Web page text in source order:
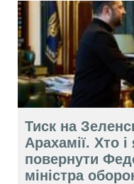
Тиск на
Арахамії. Хто
повернути
міністра